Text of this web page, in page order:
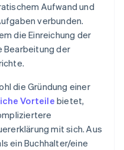
Aufwand und
verbunden.
die Einreichung der
Bearbeitung der
die Gründung einer
Vorteilebietet,
mit sich. Aus
ein Buchhalter/eine